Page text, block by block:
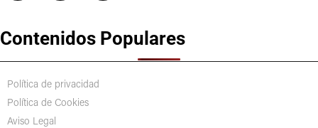
Contenidos Populares
Política de privacidad
Política de Cookies
Aviso Legal